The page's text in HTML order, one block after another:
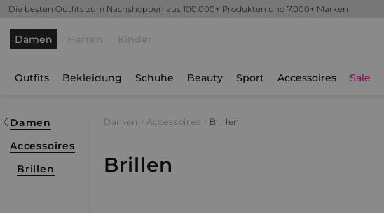
Die besten Outfits zum Nachshoppen aus 100.000+ Produkten und 7.000+ Marken
Damen Herren Kinder
Outfits Bekleidung Schuhe Beauty Sport Accessoires Sale
Damen
Accessoires
Brillen
Damen Accessoires Brillen
Brillen